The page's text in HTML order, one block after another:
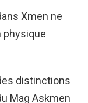
Xmen ne
physique
distinctions
Mag Askmen